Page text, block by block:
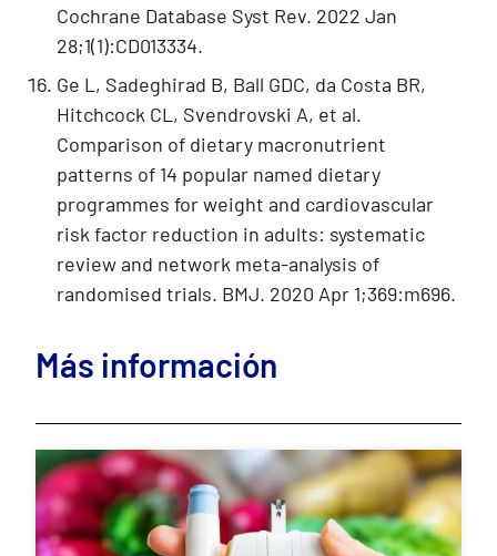
Cochrane Database Syst Rev. 2022 Jan
28;1(1):CD013334.
Ge L, Sadeghirad B, Ball GDC, da Costa BR,
Hitchcock CL, Svendrovski A, et al.
Comparison of dietary macronutrient
patterns of 14 popular named dietary
programmes for weight and cardiovascular
risk factor reduction in adults: systematic
review and network meta-analysis of
randomised trials. BMJ. 2020 Apr 1;369:m696.
Más información